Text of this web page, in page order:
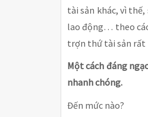
tài sản khác, vì
lao động… theo
trợn thứ tài sản rất
Một cách đáng
nhanh chóng.
Đến mức nào?